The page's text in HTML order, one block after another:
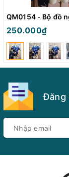
250.000₫
Đăng